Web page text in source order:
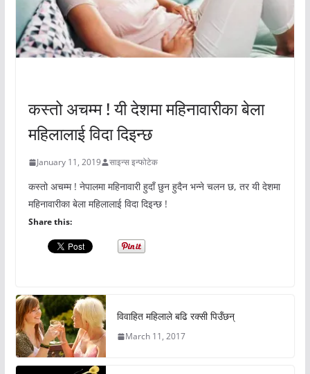
कस्तो अचम्म ! यी देशमा महिनावारीका बेला
महिलालाई विदा दिइन्छ
January 11, 2019 साइन्स इन्फोटेक
कस्तो अचम्म ! नेपालमा महिनावारी हुदाँ छुन हुदैन भन्ने चलन छ, तर यी देशमा
महिनावारीका बेला महिलालाई विदा दिइन्छ !
Share this:
विवाहित महिलाले बढि रक्सी पिउँछन्
March 11, 2017